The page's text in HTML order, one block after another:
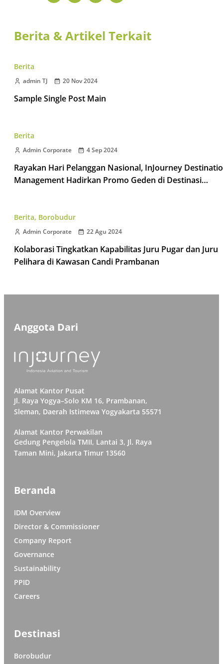
Berita & Artikel Terkait
Berita
admin TJ 20 Nov 2024
Sample Single Post Main
Berita
Admin Corporate 4 Sep 2024
Rayakan Hari Pelanggan Nasional, InJourney
Management Hadirkan Promo Geden di Destinasi
Berita, Borobudur
Admin Corporate 22 Agu 2024
Kolaborasi Tingkatkan Kapabilitas Juru Pugar dan Juru
Pelihara di Kawasan Candi Prambanan
Anggota Dari
Alamat Kantor Pusat
Jl. Raya Yogya–Solo KM 16, Prambanan,
Sleman, Daerah Istimewa Yogyakarta 55571
Alamat Kantor Perwakilan
Gedung Pengelola TMII, Lantai 3, Jl. Raya
Taman Mini, Jakarta Timur 13560
Beranda
IDM Overview
Director & Commissioner
Company Report
Governance
Sustainability
PPID
Careers
Destinasi
Borobudur